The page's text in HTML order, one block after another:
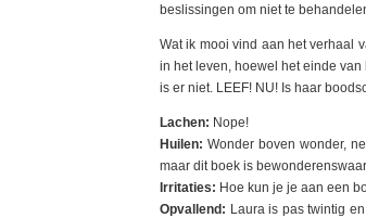
beslissingen om niet te
Wat ik mooi vind aan het verhaal
in het leven, hoewel het einde
is er niet. LEEF! NU! Is haar
Lachen: Nope!
Huilen:Wonder boven wonder,
maar dit boek is
Irritaties: Hoe kun je je aan een
Opvallend: Laura is pas twintig